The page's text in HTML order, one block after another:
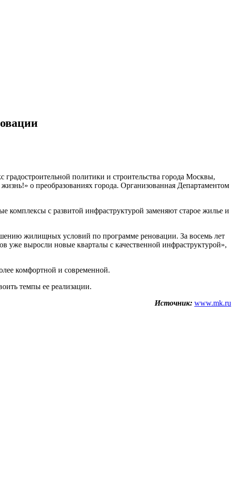
политики и строительства города Москвы,
о преобразованиях города. Организованная Департаментом
с развитой инфраструктурой заменяют старое жилье и
жилищных условий по программе реновации. За восемь лет
уже выросли новые кварталы с качественной инфраструктурой»,
комфортной и современной.
темпы ее реализации.
Источник: www.mk.ru